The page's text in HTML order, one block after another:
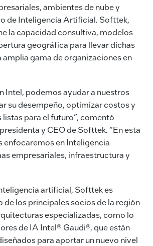
ambientes de nube y
de Inteligencia Artificial. Softtek,
la capacidad consultiva, modelos
geográfica para llevar dichas
amplia gama de organizaciones en
Intel, podemos ayudar a nuestros
su desempeño, optimizar costos y
para el futuro”, comentó
y CEO de Softtek. “En esta
enfocaremos en Inteligencia
empresariales, infraestructura y
artificial, Softtek es
de los principales socios de la región
especializadas, como lo
de IA Intel® Gaudi®, que están
para aportar un nuevo nivel